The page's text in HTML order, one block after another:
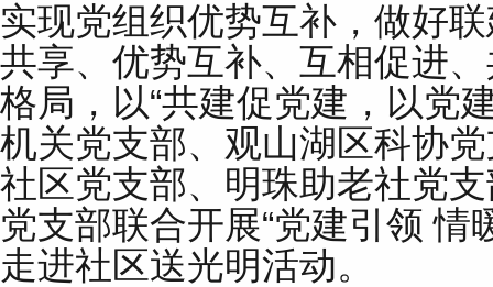
实现党组织优势互补，做好
共享、优势互补、互相促进
格局，以“共建促党建，以党
机关党支部、观山湖区科协
社区党支部、明珠助老社党
党支部联合开展“党建引领 情
走进社区送光明活动。